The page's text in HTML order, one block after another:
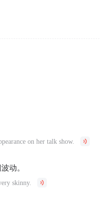
on her talk show.
动。
skinny.